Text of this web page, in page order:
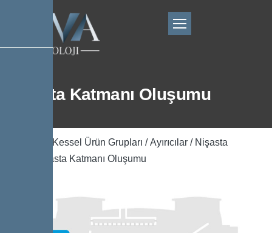
Nişasta Katmanı Oluşumu
Kessel Ürün Grupları /Ayırıcılar / Nişasta
/ Nişasta Katmanı Oluşumu